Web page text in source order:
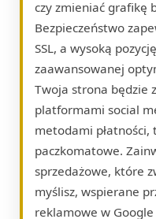
czy zmieniać grafikę
Bezpieczeństwo
SSL, a wysoką
zaawansowanej
Twoja strona będzie
platformami social
metodami płatności,
paczkomatowe.
sprzedażowe, które
myślisz, wspierane
reklamowe w